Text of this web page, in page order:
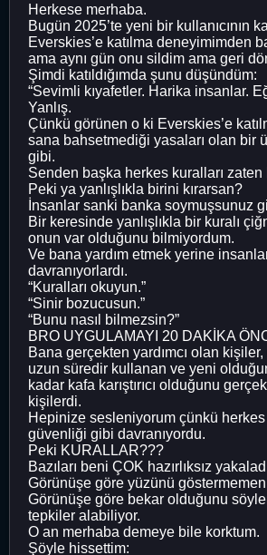
Herkese merhaba.
Bugün 2025’te yeni bir kullanıcının
Everskies’e katılma deneyimimden
ama aynı gün onu sildim ama geri
Şimdi katıldığımda şunu düşündüm:
“Sevimli kıyafetler. Harika insanlar.
Yanlış.
Çünkü görünen o ki Everskies’e
sana bahsetmediği yasaları olan bir
gibi.
Senden başka herkes kuralları zaten
Peki ya yanlışlıkla birini kırarsan?
İnsanlar sanki banka soymuşsunuz
Bir keresinde yanlışlıkla bir kuralı
onun var olduğunu bilmiyordum.
Ve bana yardım etmek yerine
davranıyorlardı.
“Kuralları okuyun.”
“Sinir bozucusun.”
“Bunu nasıl bilmezsin?”
BRO UYGULAMAYI 20 DAKİKA
Bana gerçekten yardımcı olan
uzun süredir kullanan ve yeni
kadar kafa karıştırıcı olduğunu
kişilerdi.
Hepinize sesleniyorum çünkü herkes
güvenliği gibi davranıyordu.
Peki KURALLAR???
Bazıları beni ÇOK hazırlıksız
Görünüşe göre yüzünü
Görünüşe göre bekar olduğunu
tepkiler alabiliyor.
O an merhaba demeye bile korktum.
Şöyle hissettim: